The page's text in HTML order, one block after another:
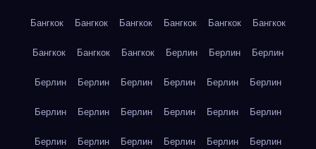
Бангкок Бангкок Бангкок Бангкок Бангкок Бангкок
Бангкок Бангкок Бангкок Берлин Берлин Берлин
Берлин Берлин Берлин Берлин Берлин Берлин
Берлин Берлин Берлин Берлин Берлин Берлин
Берлин Берлин Берлин Берлин Берлин Берлин